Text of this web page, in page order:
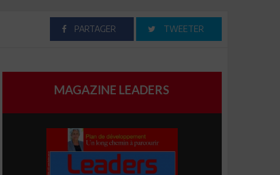
PARTAGER TWEETER
MAGAZINE LEADERS